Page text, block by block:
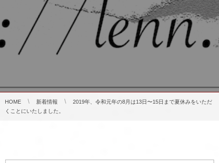
HOME 新着情報
2019年、令和元年の8月は13日〜15日まで夏休みをいただ
くことにいたしました。